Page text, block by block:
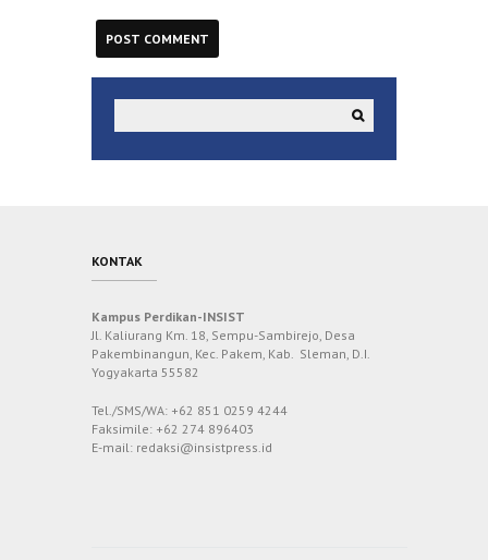
KONTAK
Kampus Perdikan-INSIST
Jl. Kaliurang Km. 18, Sempu-Sambirejo, Desa
Pakembinangun, Kec. Pakem, Kab. Sleman, D.I.
Yogyakarta 55582
Tel./SMS/WA: +62 851 0259 4244
Faksimile: +62 274 896403
E-mail: redaksi@insistpress.id